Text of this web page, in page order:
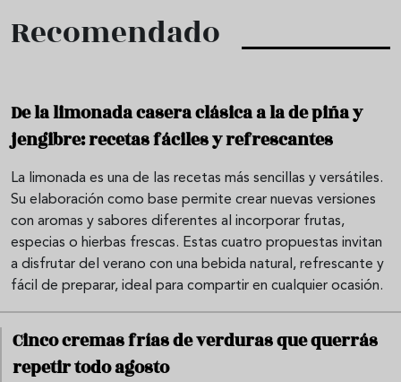
Recomendado
De la limonada casera clásica a la de piña y
jengibre: recetas fáciles y refrescantes
La limonada es una de las recetas más sencillas y versátiles.
Su elaboración como base permite crear nuevas versiones
con aromas y sabores diferentes al incorporar frutas,
especias o hierbas frescas. Estas cuatro propuestas invitan
a disfrutar del verano con una bebida natural, refrescante y
fácil de preparar, ideal para compartir en cualquier ocasión.
Cinco cremas frías de verduras que querrás
repetir todo agosto